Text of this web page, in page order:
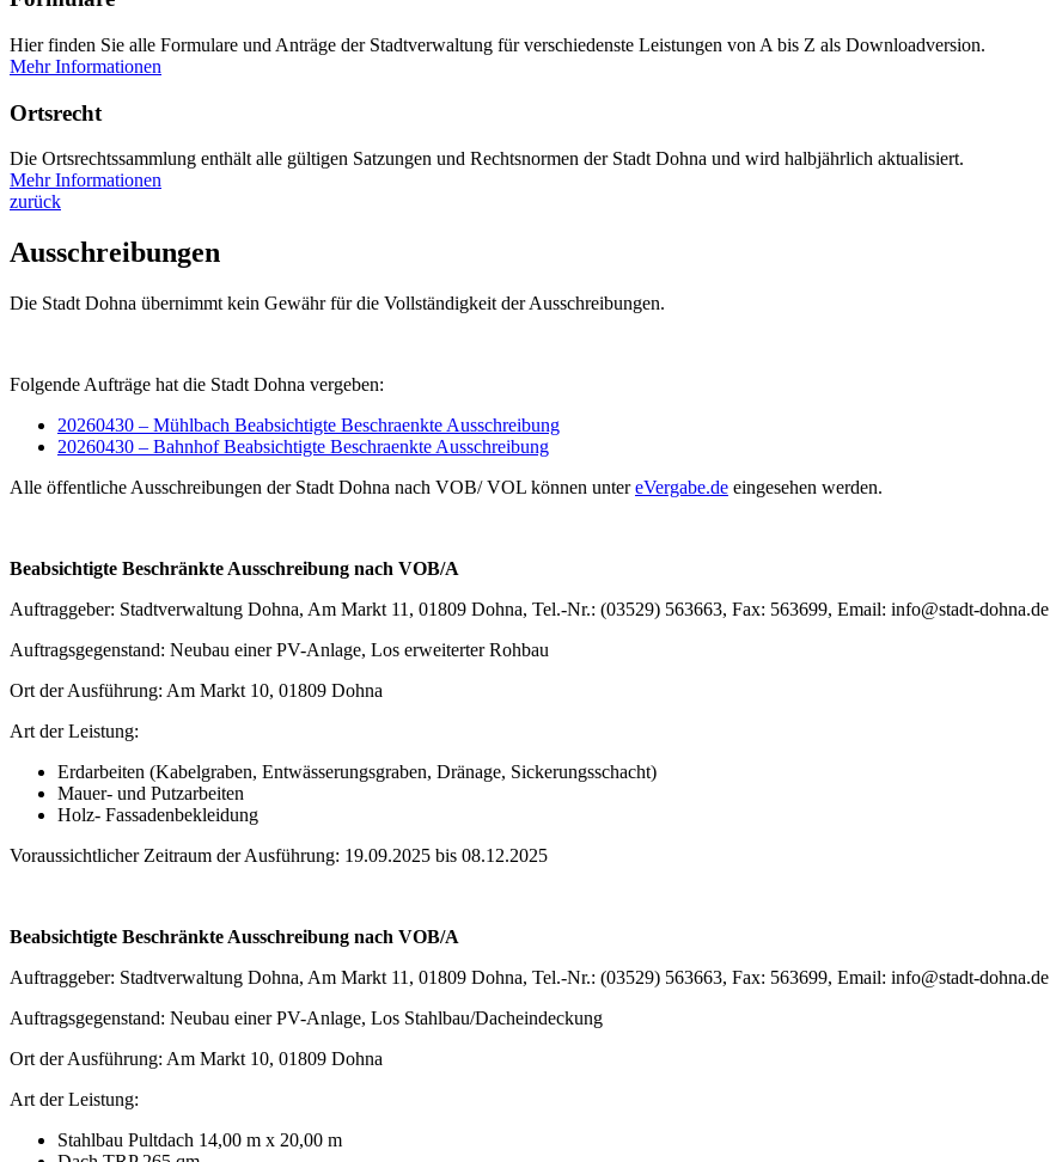
Hier finden Sie alle Formulare und Anträge der Stadtverwaltung für verschiedenste Leistungen von A bis Z als Downloadversion.
Mehr Informationen
Ortsrecht
Die Ortsrechtssammlung enthält alle gültigen Satzungen und Rechtsnormen der Stadt Dohna und wird halbjährlich aktualisiert.
Mehr Informationen
zurück
Ausschreibungen
Die Stadt Dohna übernimmt kein Gewähr für die Vollständigkeit der Ausschreibungen.
Folgende Aufträge hat die Stadt Dohna vergeben:
20260430 – Mühlbach Beabsichtigte Beschraenkte Ausschreibung
20260430 – Bahnhof Beabsichtigte Beschraenkte Ausschreibung
Alle öffentliche Ausschreibungen der Stadt Dohna nach VOB/ VOL können untereVergabe.de eingesehen werden.
Beabsichtigte Beschränkte Ausschreibung nach VOB/A
Auftraggeber: Stadtverwaltung Dohna, Am Markt 11, 01809 Dohna, Tel.-Nr.: (03529) 563663, Fax: 563699, Email: info@stadt-dohna.de
Auftragsgegenstand: Neubau einer PV-Anlage, Los erweiterter Rohbau
Ort der Ausführung: Am Markt 10, 01809 Dohna
Art der Leistung:
Erdarbeiten (Kabelgraben, Entwässerungsgraben, Dränage, Sickerungsschacht)
Mauer- und Putzarbeiten
Holz- Fassadenbekleidung
Voraussichtlicher Zeitraum der Ausführung: 19.09.2025 bis 08.12.2025
Beabsichtigte Beschränkte Ausschreibung nach VOB/A
Auftraggeber: Stadtverwaltung Dohna, Am Markt 11, 01809 Dohna, Tel.-Nr.: (03529) 563663, Fax: 563699, Email: info@stadt-dohna.de
Auftragsgegenstand: Neubau einer PV-Anlage, Los Stahlbau/Dacheindeckung
Ort der Ausführung: Am Markt 10, 01809 Dohna
Art der Leistung:
Stahlbau Pultdach 14,00 m x 20,00 m